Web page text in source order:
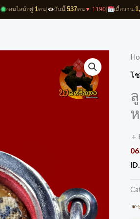
ออนไลน์อยู่:1คน วันนี้:537คน▼ 1190| เมื่อวาน:
โ
+